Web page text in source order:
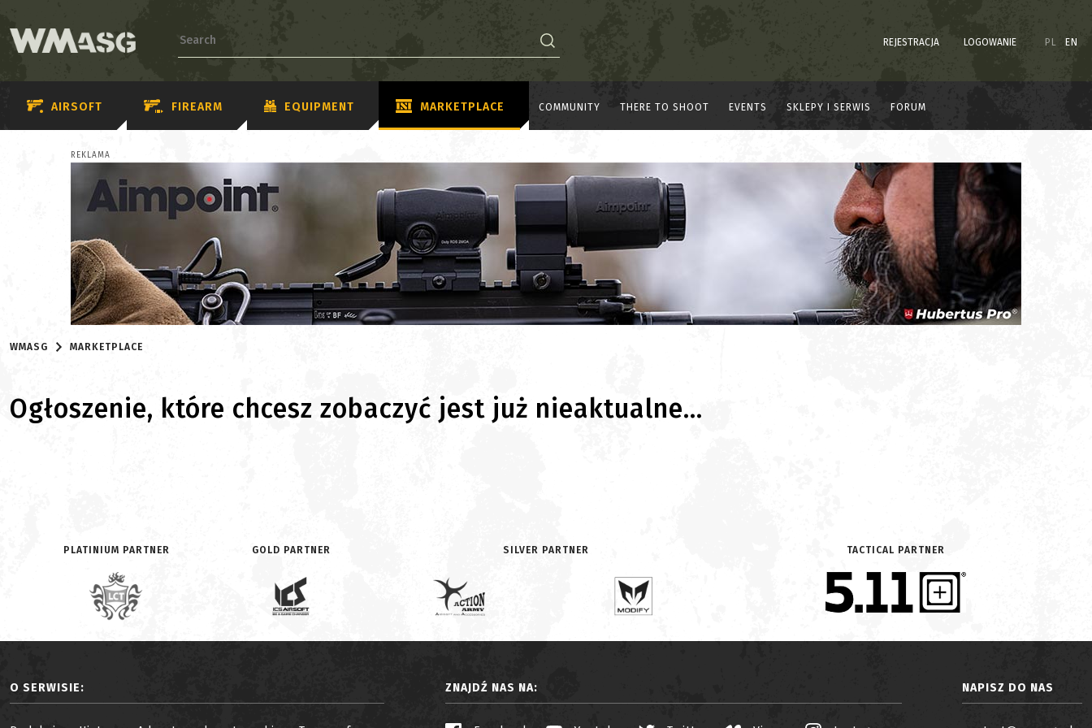
REJESTRACJA LOGOWANIE PL EN
AIRSOFT FIREARM EQUIPMENT MARKETPLACE COMMUNITY THERE TO SHOOT EVENTS SKLEPY I SERWIS FORUM
REKLAMA
WMASG MARKETPLACE
Ogłoszenie, które chcesz zobaczyć jest już nieaktualne...
PLATINIUM PARTNER GOLD PARTNER SILVER PARTNER TACTICAL PARTNER
O SERWISIE: ZNAJDŹ NAS NA: NAPISZ DO NAS